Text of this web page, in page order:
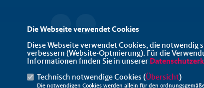
IMPRESSUM DATENSCHUTZ
Die Webseite verwendet Cookies
Diese Webseite verwendet Cookies, die
verbessern (Website-Optmierung). Für die
Informationen finden Sie in unserer
Technisch notwendige Cookies (Übersicht)
Die notwendigen Cookies werden allein für den